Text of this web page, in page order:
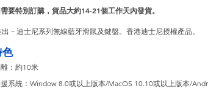
要特別訂購，貨品大約14-21個工作天內發貨。
出－迪士尼系列無線藍牙滑鼠及鍵盤。香港迪士尼授權產品。
色
：約10米
系統：Window 8.0或以上版本/MacOS 10.10或以上版本/